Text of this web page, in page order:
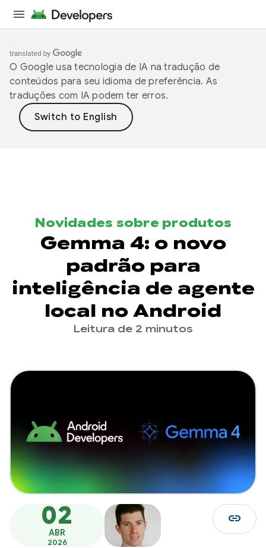
O Google usa tecnologia de IA na tradução de
conteúdos para seu idioma de preferência. As
traduções com IA podem ter erros.
Novidades sobre produtos
Gemma 4: o novo
padrão para
inteligência de agente
local no Android
Leitura de 2 minutos
02
ABR
2026
link